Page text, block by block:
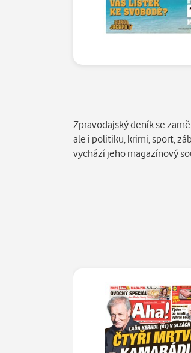
Zpravodajský deník se
ale i politiku, krimi, sport,
vychází jeho magazínový